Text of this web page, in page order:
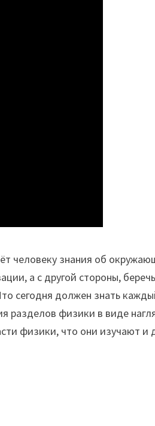
человеку знания об
а с другой стороны,
сегодня должен знать
разделов физики в виде
физики, что они изучают и